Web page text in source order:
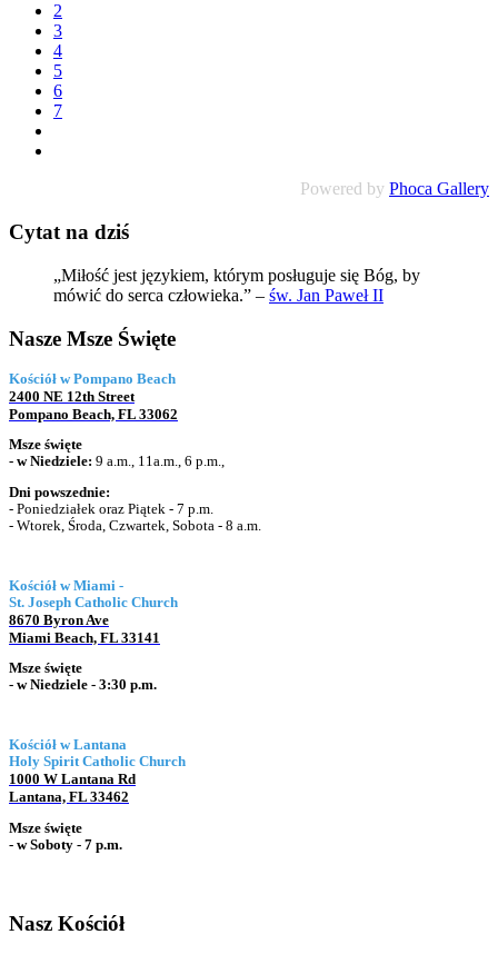
2
3
4
5
6
7
Powered by Phoca Gallery
Cytat na dziś
„Miłość jest językiem, którym posługuje się Bóg, by
mówić do serca człowieka.” – św. Jan Paweł II
Nasze Msze Święte
Kościół w Pompano Beach
2400 NE 12th Street
Pompano Beach, FL 33062
Msze święte
- wNiedziele: 9 a.m., 11a.m., 6 p.m.,
Dni powszednie:
- Poniedziałek oraz Piątek - 7 p.m.
- Wtorek, Środa, Czwartek, Sobota - 8 a.m.
Kościół w Miami -
St. Joseph Catholic Church
8670 Byron Ave
Miami Beach, FL 33141
Msze święte
- w Niedziele - 3:30 p.m.
Kościół w Lantana
Holy Spirit Catholic Church
1000 W Lantana Rd
Lantana, FL 33462
Msze święte
- w Soboty - 7 p.m.
Nasz Kościół